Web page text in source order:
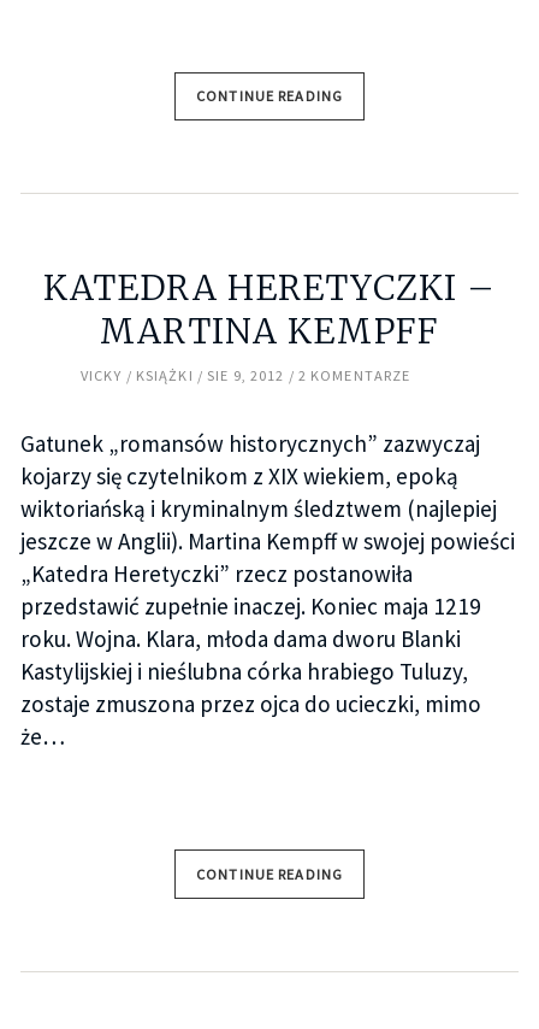
CONTINUE READING
KATEDRA HERETYCZKI –
MARTINA KEMPFF
VICKY KSIĄŻKI SIE 9, 2012 2 KOMENTARZE
Gatunek „romansów historycznych” zazwyczaj
kojarzy się czytelnikom z XIX wiekiem, epoką
wiktoriańską i kryminalnym śledztwem (najlepiej
jeszcze w Anglii). Martina Kempff w swojej powieści
„Katedra Heretyczki” rzecz postanowiła
przedstawić zupełnie inaczej. Koniec maja 1219
roku. Wojna. Klara, młoda dama dworu Blanki
Kastylijskiej i nieślubna córka hrabiego Tuluzy,
zostaje zmuszona przez ojca do ucieczki, mimo
że…
CONTINUE READING